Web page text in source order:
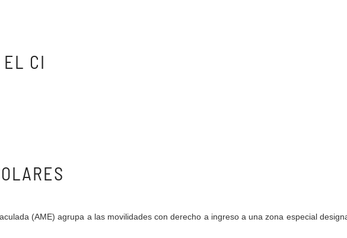
CI
(AME) agrupa a las movilidades con derecho a ingreso a una zona especial